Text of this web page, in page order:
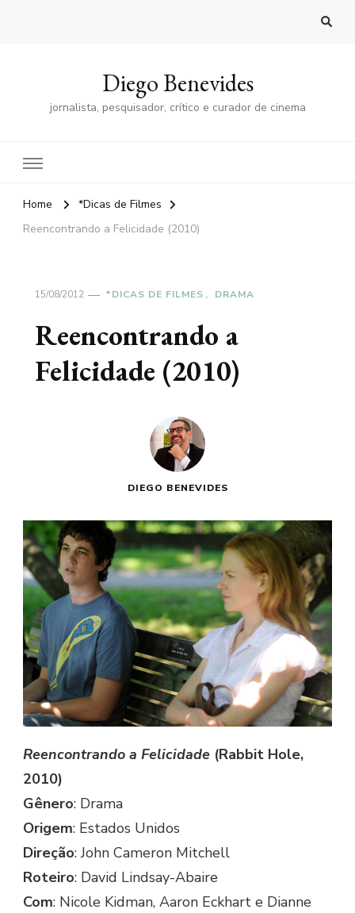
Diego Benevides
jornalista, pesquisador, crítico e curador de cinema
Home
*Dicas de Filmes
Reencontrando a Felicidade (2010)
15/08/2012 *DICAS DE FILMES DRAMA
Reencontrando a
Felicidade (2010)
DIEGO BENEVIDES
Reencontrando a Felicidade (Rabbit Hole,
2010)
Gênero: Drama
Origem: Estados Unidos
Direção: John Cameron Mitchell
Roteiro: David Lindsay-Abaire
Com: Nicole Kidman, Aaron Eckhart e Dianne